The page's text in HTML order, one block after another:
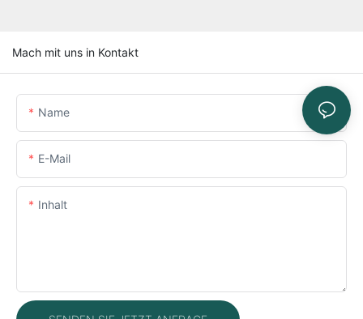
Mach mit uns in Kontakt
Name
E-Mail
Inhalt